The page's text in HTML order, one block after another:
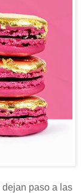
dejan paso a las